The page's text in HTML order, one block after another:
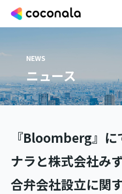
NEWS
ニュース
『Bloomberg』に
ナラと株式会社み
合弁会社設立に関